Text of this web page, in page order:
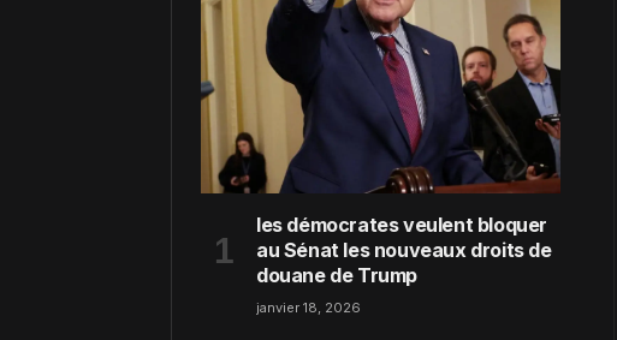
les démocrates veulent bloquer
au Sénat les nouveaux droits de
douane de Trump
janvier 18, 2026